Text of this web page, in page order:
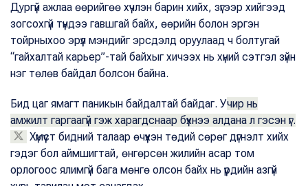
Дургүй ажлаа өөрийгөө хүчлэн барин хийх, зүгээр хийгээд
зогсохгүй түүндээ гавшгай байх, өөрийн болон эргэн
тойрныхоо эрүүл мэндийг эрсдэлд оруулаад ч болтугай
“гайхалтай карьер”-тай байхыг хичээх нь хүний сэтгэл зүйн
нэг төлөв байдал болсон байна.
Бид цаг ямагт паникын байдалтай байдаг. Учир нь
амжилт гаргаагүй гэж харагдснаар бүхнээ алдана л гэсэн үг.
Хүмүүст бидний талаар өчүүхэн төдий сөрөг дүгнэлт хийх
гэдэг бол аймшигтай, өнгөрсөн жилийн асар том
орлогоос ялимгүй бага мөнгө олсон байх нь үүрдийн азгүй